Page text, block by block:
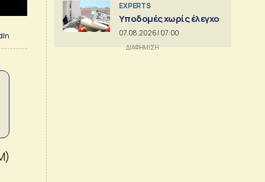
EXPERTS
Υποδομές χωρίς έλεγχο
07.08.2026 | 07:00